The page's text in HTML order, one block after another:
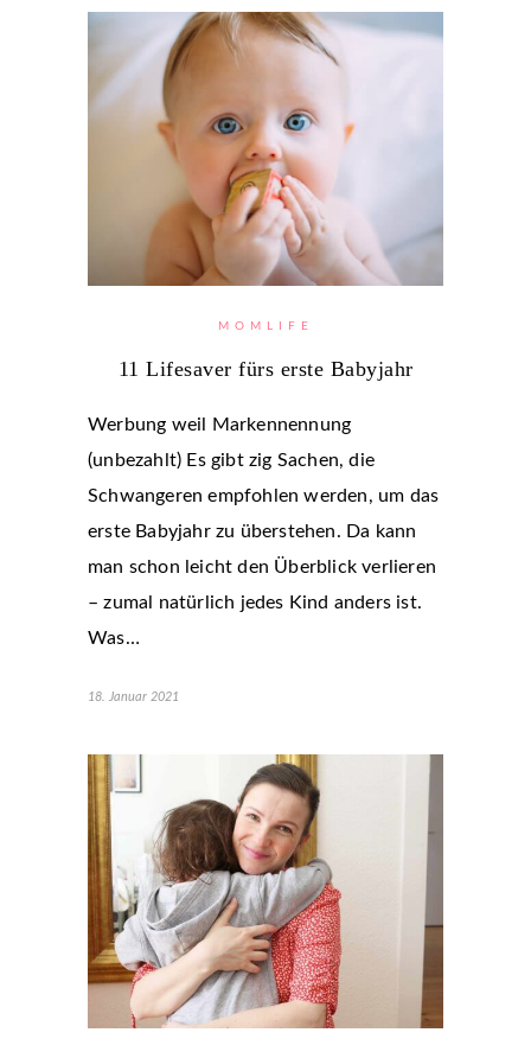
MOMLIFE
11 Lifesaver fürs erste Babyjahr
Werbung weil Markennennung
(unbezahlt) Es gibt zig Sachen, die
Schwangeren empfohlen werden, um das
erste Babyjahr zu überstehen. Da kann
man schon leicht den Überblick verlieren
– zumal natürlich jedes Kind anders ist.
Was…
18. Januar 2021